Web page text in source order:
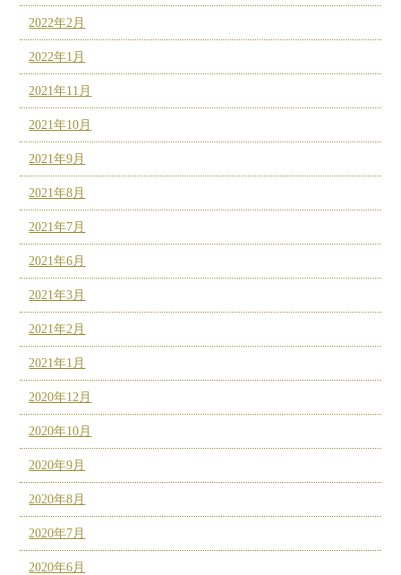
2022年2月
2022年1月
2021年11月
2021年10月
2021年9月
2021年8月
2021年7月
2021年6月
2021年3月
2021年2月
2021年1月
2020年12月
2020年10月
2020年9月
2020年8月
2020年7月
2020年6月